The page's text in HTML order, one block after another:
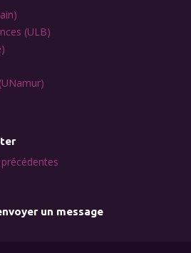
(ULB)
un message